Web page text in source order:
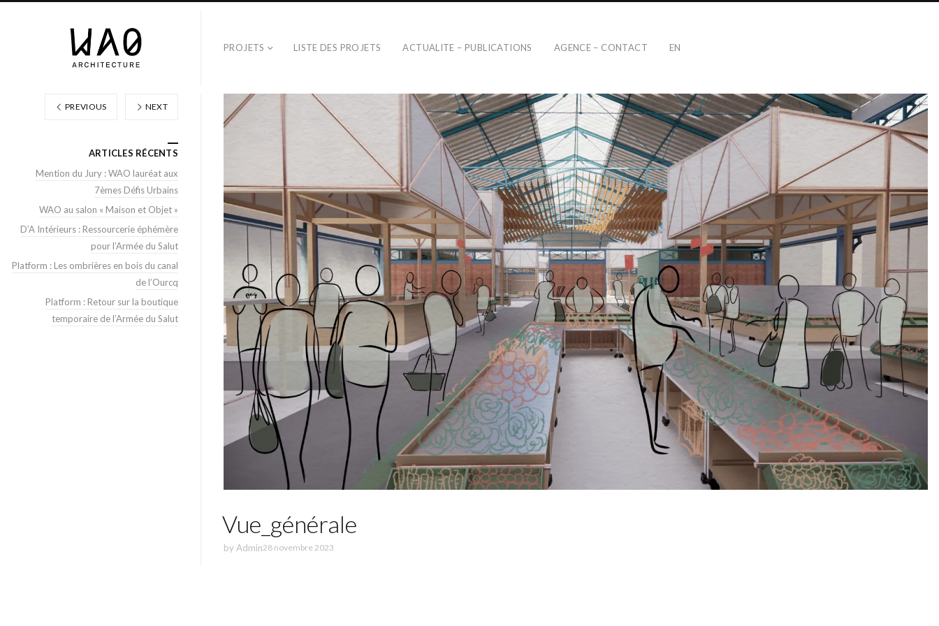
PROJETS LISTE DES PROJETS ACTUALITE – PUBLICATIONS AGENCE – CONTACT EN
Vue_générale
by Admin28 novembre 2023
PREVIOUS NEXT
ARTICLES RÉCENTS
Mention du Jury : WAO lauréat aux
7èmes Défis Urbains
WAO au salon « Maison et Objet »
D’A Intérieurs : Ressourcerie éphémère
pour l’Armée du Salut
Platform : Les ombrières en bois du canal
de l’Ourcq
Platform : Retour sur la boutique
temporaire de l’Armée du Salut